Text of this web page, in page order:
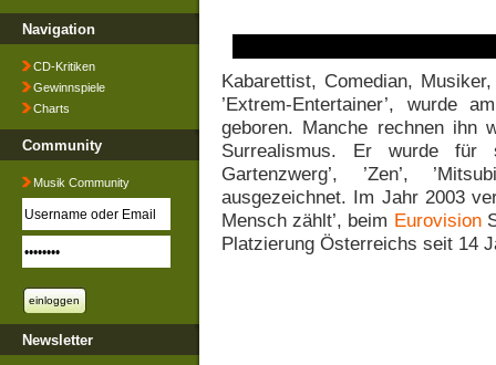
Navigation
CD-Kritiken
Gewinnspiele
Charts
Community
Musik Community
Newsletter
Kabarettist, Comedian,
’Extrem-Entertainer’, wurde
geboren. Manche rechnen ihn
Surrealismus. Er wurde für
Gartenzwerg’, ’Zen’,
ausgezeichnet. Im Jahr 2003
Mensch zählt’, beim Eurovision
Platzierung Österreichs seit 14